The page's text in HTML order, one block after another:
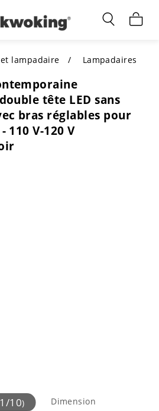
de salon
DE SALON
intérieur
extérieur
POUR
lampadaire Lampadaires
tête LED sans
bras réglables pour
110 V-120 V
1 /10) Dimension